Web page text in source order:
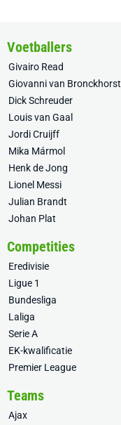
Voetballers
Givairo Read
Giovanni van Bronckhorst
Dick Schreuder
Louis van Gaal
Jordi Cruijff
Mika Mármol
Henk de Jong
Lionel Messi
Julian Brandt
Johan Plat
Competities
Eredivisie
Ligue 1
Bundesliga
Laliga
Serie A
EK-kwalificatie
Premier League
Teams
Ajax